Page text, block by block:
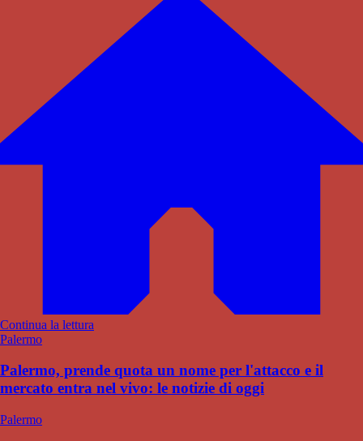
Continua la lettura
Palermo
Palermo, prende quota un nome per l'attacco e il
mercato entra nel vivo: le notizie di oggi
Palermo